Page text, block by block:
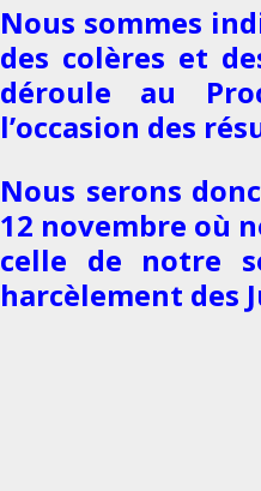
Nous sommes
des colères et
déroule au
l’occasion des
Nous serons
12 novembre où
celle de notre
harcèlement des